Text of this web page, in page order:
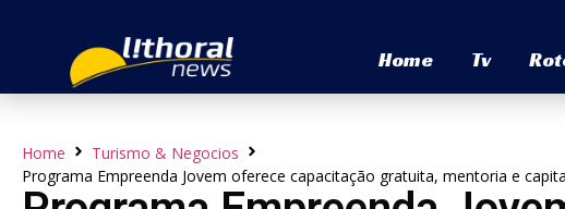
Home Tv
Home
Turismo & Negocios
Programa Empreenda Jovem oferece capacitação gratuita, mentoria e